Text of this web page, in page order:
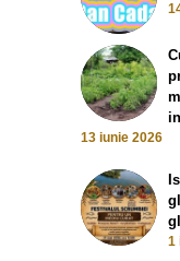
13 iunie 2026
1